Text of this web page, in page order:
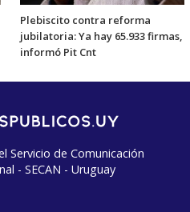
Plebiscito contra reforma
jubilatoria: Ya hay 65.933 firmas,
informó Pit Cnt
Servicio de Comunicación
- SECAN - Uruguay